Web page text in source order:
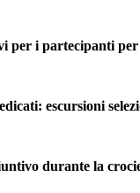
per i partecipanti
escursioni
durante la